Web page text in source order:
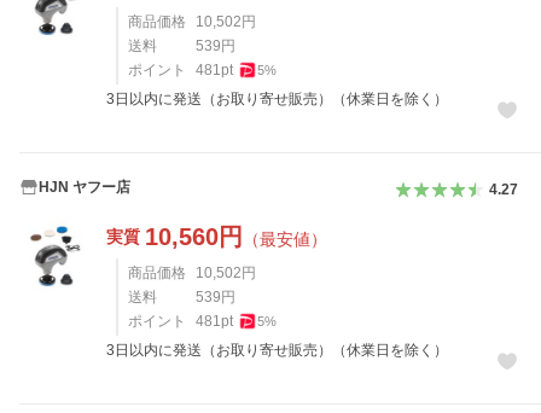
商品価格 10,502 円
送料
539 円
ポイント
481pt 5%
3日以内に発送（お取り寄せ販売）（休業日を除く）
HJN ヤフー店 4.27
実質 10,560円 （最安値）
商品価格 10,502 円
送料
539 円
ポイント
481pt 5%
3日以内に発送（お取り寄せ販売）（休業日を除く）